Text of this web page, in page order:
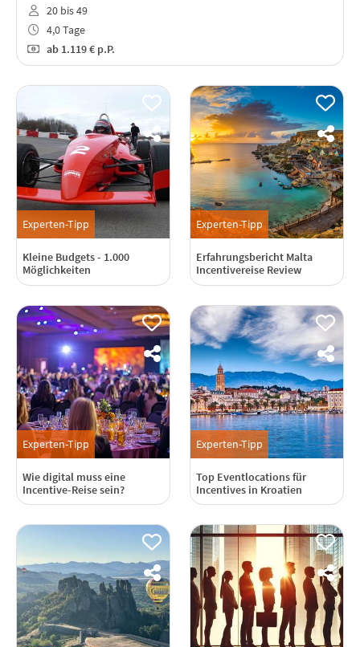
20 bis 49
4,0 Tage
ab1.119 € p.P.
Experten-Tipp
Kleine Budgets - 1.000
Möglichkeiten
Experten-Tipp
Erfahrungsbericht Malta
Incentivereise Review
Experten-Tipp
Wie digital muss eine
Incentive-Reise sein?
Experten-Tipp
Top Eventlocations für
Incentives in Kroatien